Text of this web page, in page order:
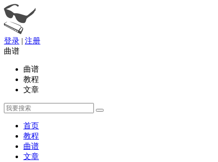
登录 | 注册
曲谱
曲谱
教程
文章
首页
教程
曲谱
文章